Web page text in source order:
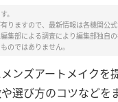
。
りますので、最新情報は各機関公式
集部による調査により編集部独自の
のではありません。
ンズアートメイク
選び方のコツなど